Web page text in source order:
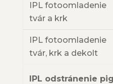
IPL fotoomladenie
tvár a krk
IPL fotoomladenie
tvár, krk a dekolt
IPL odstránenie